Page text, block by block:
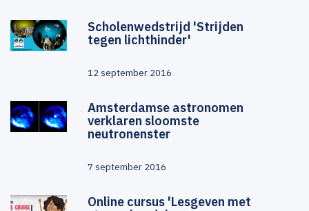
Scholenwedstrijd 'Strijden
tegen lichthinder'
12 september 2016
Amsterdamse astronomen
verklaren sloomste
neutronenster
7 september 2016
Online cursus 'Lesgeven met